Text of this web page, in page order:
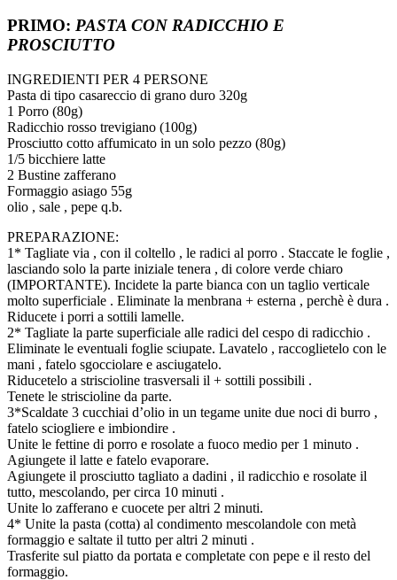
PRIMO: PASTA CON RADICCHIO E
PROSCIUTTO
INGREDIENTI PER 4 PERSONE
Pasta di tipo casareccio di grano duro 320g
1 Porro (80g)
Radicchio rosso trevigiano (100g)
Prosciutto cotto affumicato in un solo pezzo (80g)
1/5 bicchiere latte
2 Bustine zafferano
Formaggio asiago 55g
olio , sale , pepe q.b.
PREPARAZIONE:
1* Tagliate via , con il coltello , le radici al porro . Staccate le foglie ,
lasciando solo la parte iniziale tenera , di colore verde chiaro
(IMPORTANTE). Incidete la parte bianca con un taglio verticale
molto superficiale . Eliminate la menbrana + esterna , perchè è dura .
Riducete i porri a sottili lamelle.
2* Tagliate la parte superficiale alle radici del cespo di radicchio .
Eliminate le eventuali foglie sciupate. Lavatelo , raccoglietelo con le
mani , fatelo sgocciolare e asciugatelo.
Riducetelo a striscioline trasversali il + sottili possibili .
Tenete le striscioline da parte.
3*Scaldate 3 cucchiai d’olio in un tegame unite due noci di burro ,
fatelo sciogliere e imbiondire .
Unite le fettine di porro e rosolate a fuoco medio per 1 minuto .
Agiungete il latte e fatelo evaporare.
Agiungete il prosciutto tagliato a dadini , il radicchio e rosolate il
tutto, mescolando, per circa 10 minuti .
Unite lo zafferano e cuocete per altri 2 minuti.
4* Unite la pasta (cotta) al condimento mescolandole con metà
formaggio e saltate il tutto per altri 2 minuti .
Trasferite sul piatto da portata e completate con pepe e il resto del
formaggio.